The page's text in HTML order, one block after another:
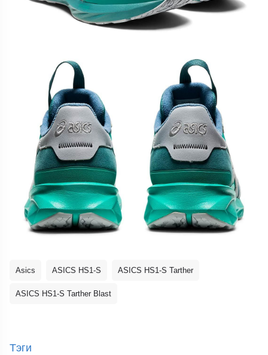
Asics ASICS HS1-S ASICS HS1-S Tarther
ASICS HS1-S Tarther Blast
Тэги